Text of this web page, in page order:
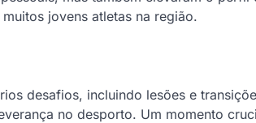
jovens atletas na região.
desafios, incluindo lesões e
no desporto. Um momento